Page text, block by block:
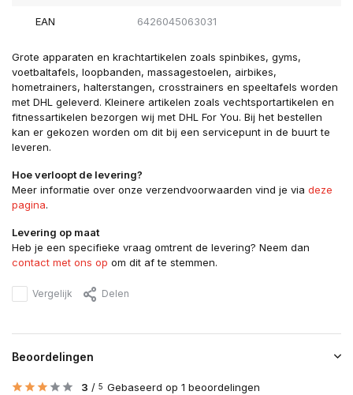
EAN 6426045063031
Grote apparaten en krachtartikelen zoals spinbikes, gyms,
voetbaltafels, loopbanden, massagestoelen, airbikes,
hometrainers, halterstangen, crosstrainers en speeltafels worden
met DHL geleverd. Kleinere artikelen zoals vechtsportartikelen en
fitnessartikelen bezorgen wij met DHL For You. Bij het bestellen
kan er gekozen worden om dit bij een servicepunt in de buurt te
leveren.
Hoe verloopt de levering?
Meer informatie over onze verzendvoorwaarden vind je via deze
pagina.
Levering op maat
Heb je een specifieke vraag omtrent de levering? Neem dan
contact met ons op om dit af te stemmen.
Vergelijk Delen
Beoordelingen
3 / 5 Gebaseerd op 1 beoordelingen